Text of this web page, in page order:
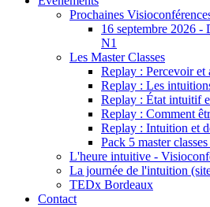
Prochaines
16 septembre 2026
N1
Les Master Classes
Replay : Percevoir et
Replay : Les
Replay : État intuitif
Replay : Comment
Replay : Intuition et
Pack 5 master
L'heure intuitive -
La journée de l'intuition
TEDx Bordeaux
Contact